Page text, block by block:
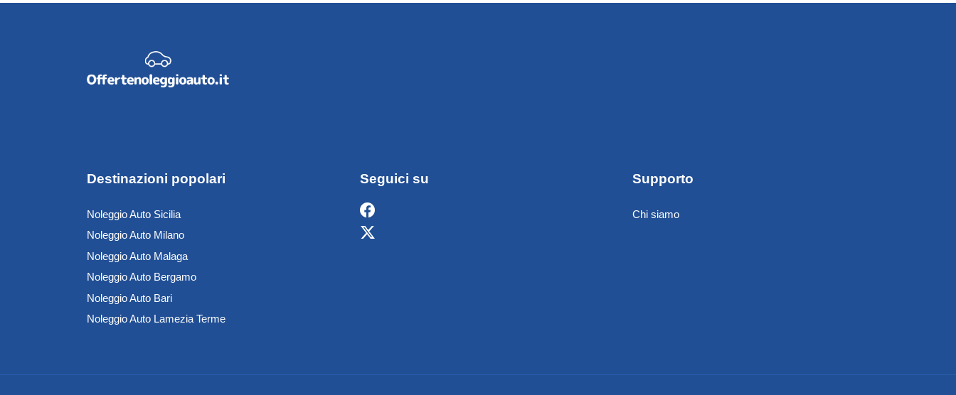
Destinazioni popolari
Noleggio Auto Sicilia
Noleggio Auto Milano
Noleggio Auto Malaga
Noleggio Auto Bergamo
Noleggio Auto Bari
Noleggio Auto Lamezia Terme
Seguici su Supporto
Chi siamo